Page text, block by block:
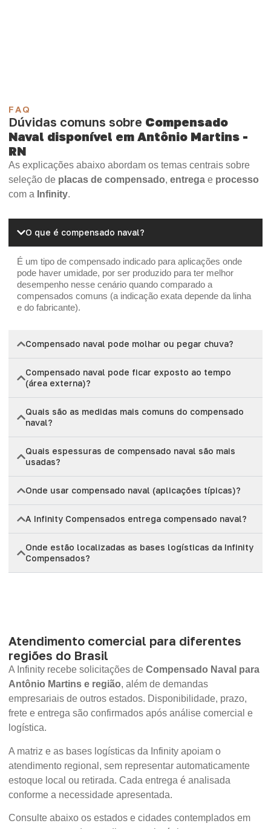
FAQ
Dúvidas comuns sobre Compensado
Naval disponível em Antônio Martins -
RN
As explicações abaixo abordam os temas centrais sobre
seleção de placas de compensado, entrega e processo
com a Infinity.
O que é compensado naval?
É um tipo de compensado indicado para aplicações onde
pode haver umidade, por ser produzido para ter melhor
desempenho nesse cenário quando comparado a
compensados comuns (a indicação exata depende da linha
e do fabricante).
Compensado naval pode molhar ou pegar chuva?
Compensado naval pode ficar exposto ao tempo
(área externa)?
Quais são as medidas mais comuns do compensado
naval?
Quais espessuras de compensado naval são mais
usadas?
Onde usar compensado naval (aplicações típicas)?
A Infinity Compensados entrega compensado naval?
Onde estão localizadas as bases logísticas da Infinity
Compensados?
Atendimento comercial para diferentes
regiões do Brasil
A Infinity recebe solicitações de Compensado Naval para
Antônio Martins e região, além de demandas
empresariais de outros estados. Disponibilidade, prazo,
frete e entrega são confirmados após análise comercial e
logística.
A matriz e as bases logísticas da Infinity apoiam o
atendimento regional, sem representar automaticamente
estoque local ou retirada. Cada entrega é analisada
conforme a necessidade apresentada.
Consulte abaixo os estados e cidades contemplados em